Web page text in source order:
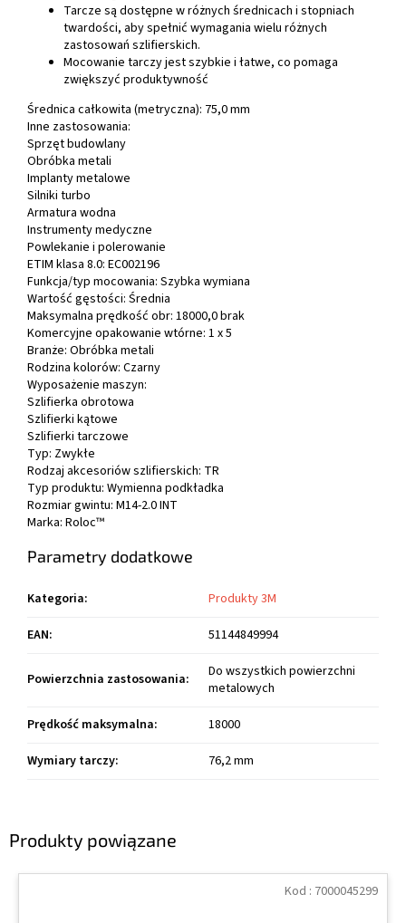
Produkty powiązane
Kod : 7000045299
Tarcze są dostępne w różnych średnicach i stopniach
twardości, aby spełnić wymagania wielu różnych
zastosowań szlifierskich.
Mocowanie tarczy jest szybkie i łatwe, co pomaga
zwiększyć produktywność
Średnica całkowita (metryczna): 75,0 mm
Inne zastosowania:
Sprzęt budowlany
Obróbka metali
Implanty metalowe
Silniki turbo
Armatura wodna
Instrumenty medyczne
Powlekanie i polerowanie
ETIM klasa 8.0: EC002196
Funkcja/typ mocowania: Szybka wymiana
Wartość gęstości: Średnia
Maksymalna prędkość obr: 18000,0 brak
Komercyjne opakowanie wtórne: 1 x 5
Branże: Obróbka metali
Rodzina kolorów: Czarny
Wyposażenie maszyn:
Szlifierka obrotowa
Szlifierki kątowe
Szlifierki tarczowe
Typ: Zwykłe
Rodzaj akcesoriów szlifierskich: TR
Typ produktu: Wymienna podkładka
Rozmiar gwintu: M14-2.0 INT
Marka: Roloc™
Parametry dodatkowe
Kategoria:
Produkty 3M
EAN: 51144849994
Powierzchnia zastosowania:
Do wszystkich powierzchni
metalowych
Prędkość maksymalna:
18000
Wymiary tarczy: 76,2 mm